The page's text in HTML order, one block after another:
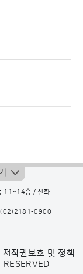
11~14층 / 전화
(02)2181-0900
저작권보호 및 정책